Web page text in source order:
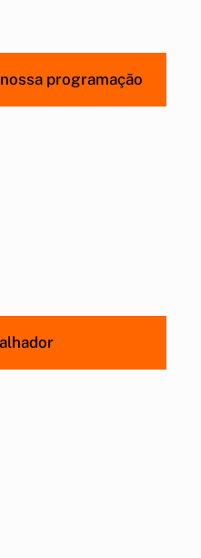
programação